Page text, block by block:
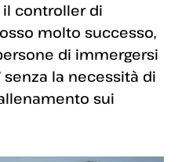
il controller di
molto successo,
di immergersi
senza la necessità di
sui